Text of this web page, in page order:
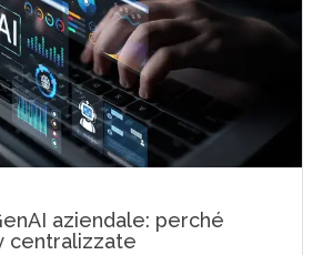
aziendale: perché
centralizzate